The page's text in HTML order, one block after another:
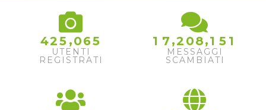
425 ,065
UTENTI
REGISTRATI
1 7 ,2 08,1 5 1
MESSAGGI
SCAMBIATI